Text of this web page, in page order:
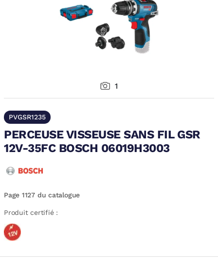
1
PVGSR1235
PERCEUSE VISSEUSE SANS FIL GSR
12V-35FC BOSCH 06019H3003
Page 1127 du catalogue
Produit certifié :